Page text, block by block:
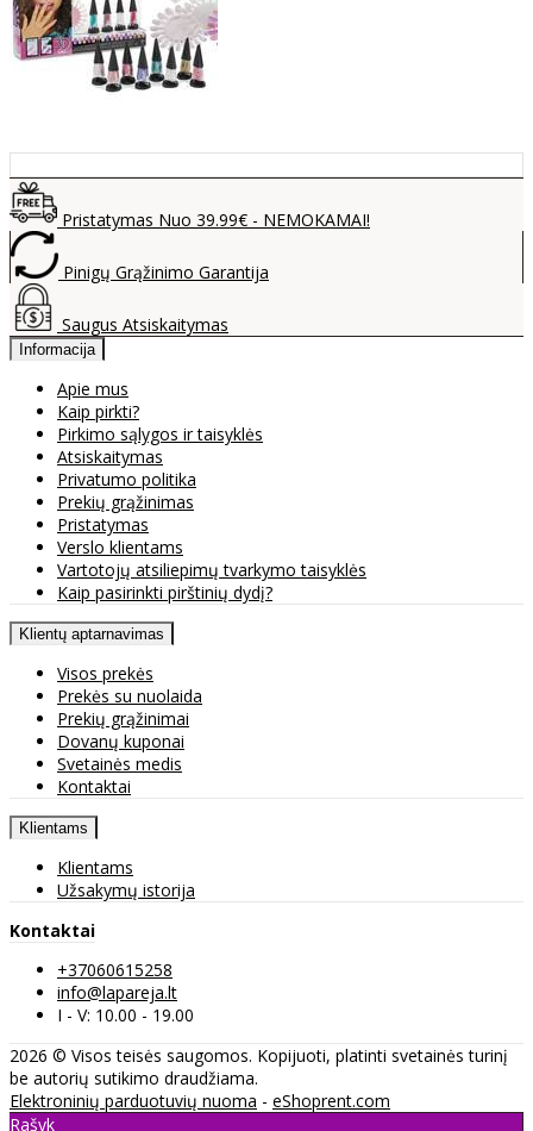
Pristatymas Nuo 39.99€ - NEMOKAMAI!
Pinigų Grąžinimo Garantija
Saugus Atsiskaitymas
Informacija
Apie mus
Kaip pirkti?
Pirkimo sąlygos ir taisyklės
Atsiskaitymas
Privatumo politika
Prekių grąžinimas
Pristatymas
Verslo klientams
Vartotojų atsiliepimų tvarkymo taisyklės
Kaip pasirinkti pirštinių dydį?
Klientų aptarnavimas
Visos prekės
Prekės su nuolaida
Prekių grąžinimai
Dovanų kuponai
Svetainės medis
Kontaktai
Klientams
Klientams
Užsakymų istorija
Kontaktai
+37060615258
info@lapareja.lt
I - V: 10.00 - 19.00
2026 © Visos teisės saugomos. Kopijuoti, platinti svetainės turinį
be autorių sutikimo draudžiama.
Elektroninių parduotuvių nuoma - eShoprent.com
Rašyk